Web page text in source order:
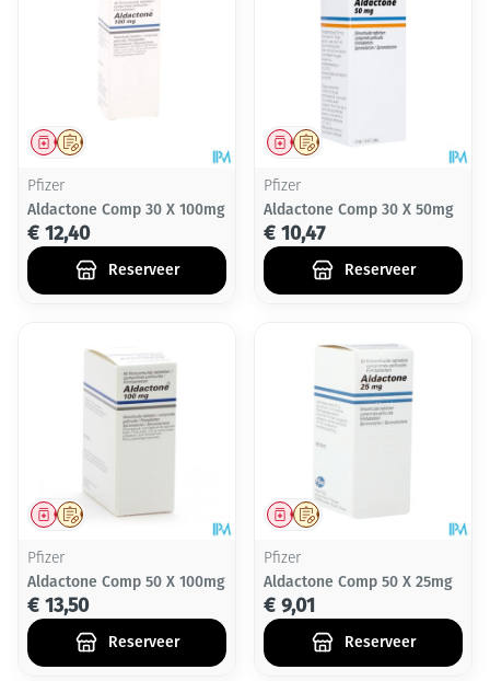
Op voorschrift
Geneesmiddel
Pfizer
Aldactone Comp 30 X 100mg
€ 12,40
Reserveer
Op voorschrift
Geneesmiddel
Pfizer
Aldactone Comp 30 X 50mg
€ 10,47
Reserveer
Op voorschrift
Geneesmiddel
Pfizer
Aldactone Comp 50 X 100mg
€ 13,50
Reserveer
Op voorschrift
Geneesmiddel
Pfizer
Aldactone Comp 50 X 25mg
€ 9,01
Reserveer